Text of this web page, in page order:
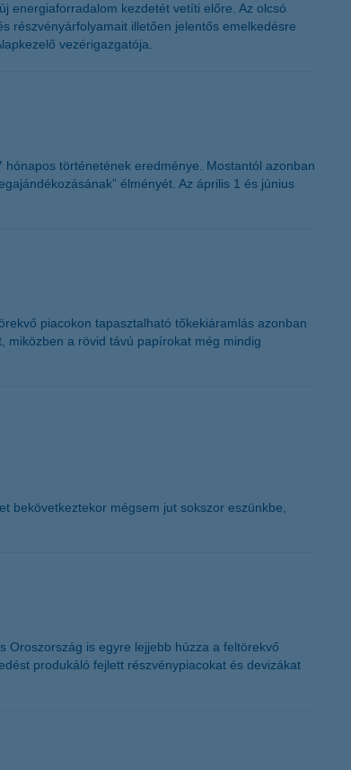
energiaforradalom kezdetét vetíti előre. Az olcsó
részvényárfolyamait illetően jelentős emelkedésre
vezérigazgatója.
történetének eredménye. Mostantól azonban
élményét. Az április 1 és június
piacokon tapasztalható tőkekiáramlás azonban
miközben a rövid távú papírokat még mindig
bekövetkeztekor mégsem jut sokszor eszünkbe,
Oroszország is egyre lejjebb húzza a feltörekvő
produkáló fejlett részvénypiacokat és devizákat